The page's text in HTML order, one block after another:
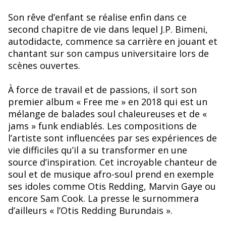
Son rêve d’enfant se réalise enfin dans ce
second chapitre de vie dans lequel J.P. Bimeni,
autodidacte, commence sa carrière en jouant et
chantant sur son campus universitaire lors de
scènes ouvertes.
À force de travail et de passions, il sort son
premier album « Free me » en 2018 qui est un
mélange de balades soul chaleureuses et de «
jams » funk endiablés. Les compositions de
l’artiste sont influencées par ses expériences de
vie difficiles qu’il a su transformer en une
source d’inspiration. Cet incroyable chanteur de
soul et de musique afro-soul prend en exemple
ses idoles comme Otis Redding, Marvin Gaye ou
encore Sam Cook. La presse le surnommera
d’ailleurs « l’Otis Redding Burundais ».